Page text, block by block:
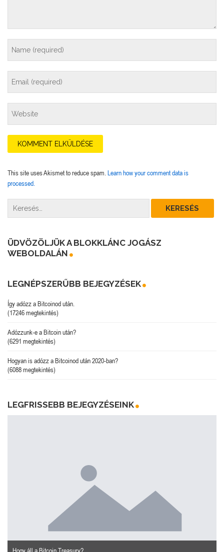
This site uses Akismet to reduce spam. Learn how your comment data is
processed.
ÜDVÖZÖLJÜK A BLOKKLÁNC JOGÁSZ
WEBOLDALÁN
LEGNÉPSZERŰBB BEJEGYZÉSEK
Így adózz a Bitcoinod után.
(17246 megtekintés)
Adózzunk-e a Bitcoin után?
(6291 megtekintés)
Hogyan is adózz a Bitcoinod után 2020-ban?
(6088 megtekintés)
LEGFRISSEBB BEJEGYZÉSEINK
Hogy áll a Bitcoin Treasury?